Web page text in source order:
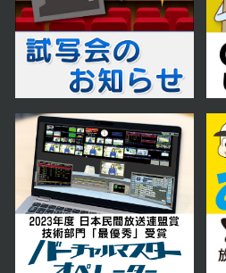
2026年05
5月30日【
の味付ラム
う！】
2026年05月
5月23日【さ